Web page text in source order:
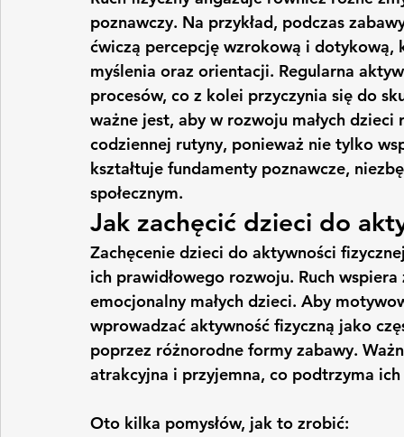
poznawczy. Na przykład, podczas
ćwiczą percepcję wzrokową i
myślenia oraz orientacji. Regularna
procesów, co z kolei przyczynia się do
ważne jest, aby w rozwoju małych
codziennej rutyny, ponieważ nie tylko
kształtuje fundamenty poznawcze,
społecznym.
Jak zachęcić dzieci do
Zachęcenie dzieci do aktywności
ich prawidłowego rozwoju. Ruch
emocjonalny małych dzieci. Aby
wprowadzać aktywność fizyczną jako
poprzez różnorodne formy zabawy.
atrakcyjna i przyjemna, co podtrzyma
Oto kilka pomysłów, jak to zrobić: